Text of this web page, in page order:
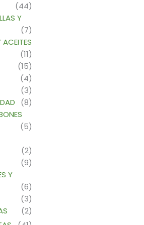
(44)
Y
(7)
(11)
(15)
(4)
(3)
(8)
(5)
(2)
(9)
Y
(6)
(3)
(2)